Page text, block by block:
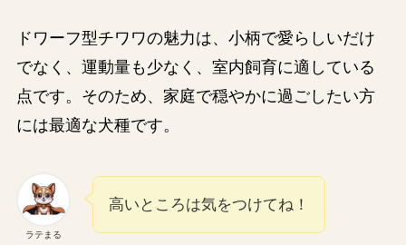
ドワーフ型チワワの魅力は、小柄で愛らしいだけ
でなく、運動量も少なく、室内飼育に適している
点です。そのため、家庭で穏やかに過ごしたい方
には最適な犬種です。
ラテまる
高いところは気をつけてね！